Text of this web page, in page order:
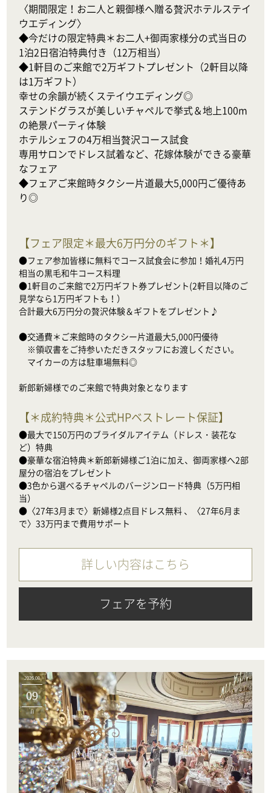
〈期間限定！お二人と親御様へ贈る贅沢ホテルステイ
ウエディング〉
◆今だけの限定特典＊お二人+御両家様分の式当日の
1泊2日宿泊特典付き（12万相当）
◆1軒目のご来館で2万ギフトプレゼント（2軒目以降
は1万ギフト）
幸せの余韻が続くステイウエディング◎
ステンドグラスが美しいチャペルで挙式＆地上100m
の絶景パーティ体験
ホテルシェフの4万相当贅沢コース試食
専用サロンでドレス試着など、花嫁体験ができる豪華
なフェア
◆フェアご来館時タクシー片道最大5,000円ご優待あ
り◎
【フェア限定＊最大6万円分のギフト＊】
●フェア参加皆様に無料でコース試食会に参加！婚礼4万円
相当の黒毛和牛コース料理
●1軒目のご来館で2万円ギフト券プレゼント(2軒目以降のご
見学なら1万円ギフトも！）
合計最大6万円分の贅沢体験＆ギフトをプレゼント♪
●交通費＊ご来館時のタクシー片道最大5,000円優待
※領収書をご持参いただきスタッフにお渡しください。
マイカーの方は駐車場無料◎
新郎新婦様でのご来館で特典対象となります
【＊成約特典＊公式HPベストレート保証】
●最大で150万円のブライダルアイテム（ドレス・装花な
ど）特典
●豪華な宿泊特典＊新郎新婦様ご1泊に加え、御両家様へ2部
屋分の宿泊をプレゼント
●3色から選べるチャペルのバージンロード特典（5万円相
当）
●〈27年3月まで〉新婦様2点目ドレス無料 、〈27年6月ま
で〉33万円まで費用サポート
詳しい内容はこちら
フェアを予約
2026.08
09
日